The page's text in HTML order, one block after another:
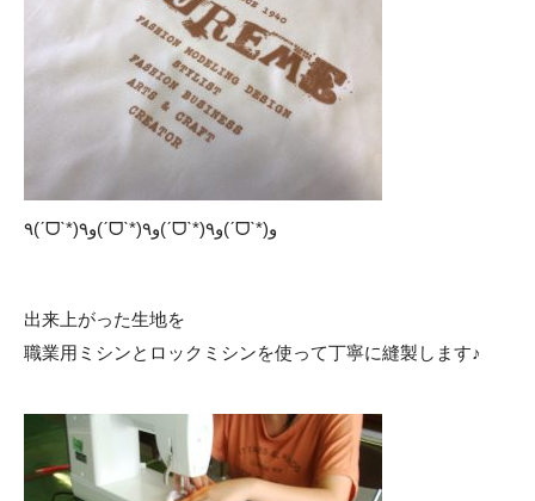
٩(ˊᗜˋ*)و٩(ˊᗜˋ*)و٩(ˊᗜˋ*)و٩(ˊᗜˋ*)و
出来上がった生地を
職業用ミシンとロックミシンを使って丁寧に縫製します♪